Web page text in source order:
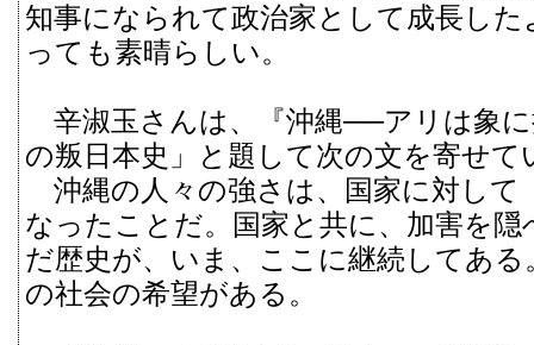
知事になられて政治家として成長し
っても素晴らしい。
辛淑玉さんは、『沖縄──アリは象
の叛日本史」と題して次の文を寄せて
沖縄の人々の強さは、国家に対して
なったことだ。国家と共に、加害を
だ歴史が、いま、ここに継続してあ
の社会の希望がある。